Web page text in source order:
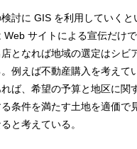
討に GIS を利用していく
サイトによる宣伝だけ
となれば地域の選定はシビ
例えば不動産購入を考え
ば、希望の予算と地区に
条件を満たす土地を適価
と考えている。